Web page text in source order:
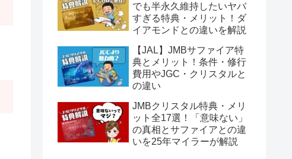
でも半永久維持したいヤバ
すぎる特典・メリット！ダ
イアモンドとの違いを解説
【JAL】JMBサファイア特
典とメリット！条件・修行
費用やJGC・クリスタルと
の違い
JMBクリスタル特典・メリ
ット全17選！「意味ない」
の真相とサファイアとの違
いを25年マイラーが解説